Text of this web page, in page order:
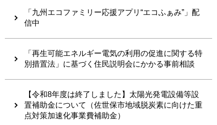
「九州エコファミリー応援アプリ“エコふぁみ”」配
信中
「再生可能エネルギー電気の利用の促進に関する特
別措置法」に基づく住民説明会にかかる事前相談
【令和8年度は終了しました】太陽光発電設備等設
置補助金について（佐世保市地域脱炭素に向けた重
点対策加速化事業費補助金）